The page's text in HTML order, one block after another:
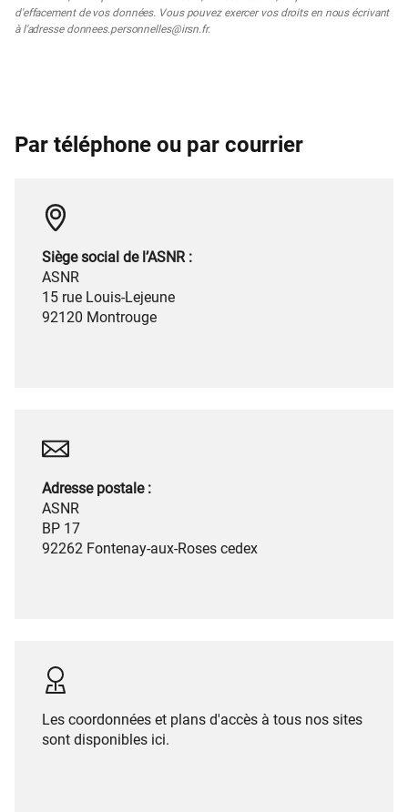
d'effacement de vos données. Vous pouvez exercer vos droits en nous écrivant
à l'adresse donnees.personnelles@irsn.fr.
Par téléphone ou par courrier
Siège social de l’ASNR :
ASNR
15 rue Louis-Lejeune
92120 Montrouge
Adresse postale :
ASNR
BP 17
92262 Fontenay-aux-Roses cedex
Les coordonnées et plans d'accès à tous nos sites
sont disponibles ici.